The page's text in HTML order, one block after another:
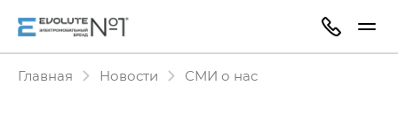
Главная Новости СМИ о нас